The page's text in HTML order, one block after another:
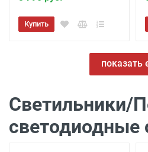
Купить
показать
Светильники/
светодиодные